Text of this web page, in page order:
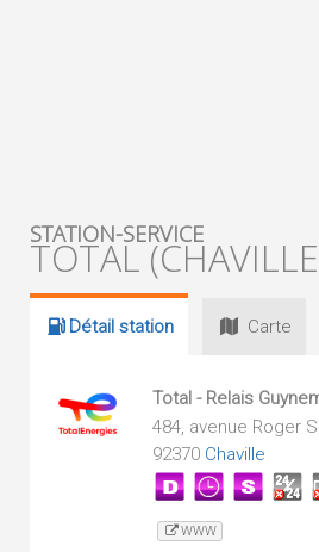
STATION-SERVICE
TOTAL
Détail station Carte
Total - Relais
484, avenue Roger
92370 Chaville
WWW